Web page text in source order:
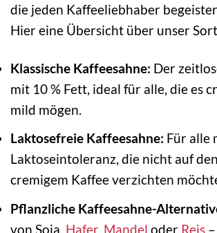
die jeden Kaffeeliebhaber
Hier eine Übersicht über unser
Klassische Kaffeesahne: Der
mit 10 % Fett, ideal für alle, die es
mild mögen.
Laktosefreie Kaffeesahne: Für alle
Laktoseintoleranz, die nicht auf
cremigem Kaffee verzichten
Pflanzliche Kaffeesahne-
von Soja, Hafer, Mandel oder Reis